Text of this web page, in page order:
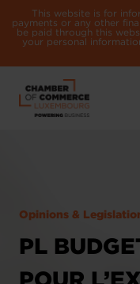
This website is for
payments or any other
be paid through this
your personal
Opinions &
PL
POUR